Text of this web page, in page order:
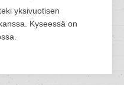
yksivuotisen
Kyseessä on